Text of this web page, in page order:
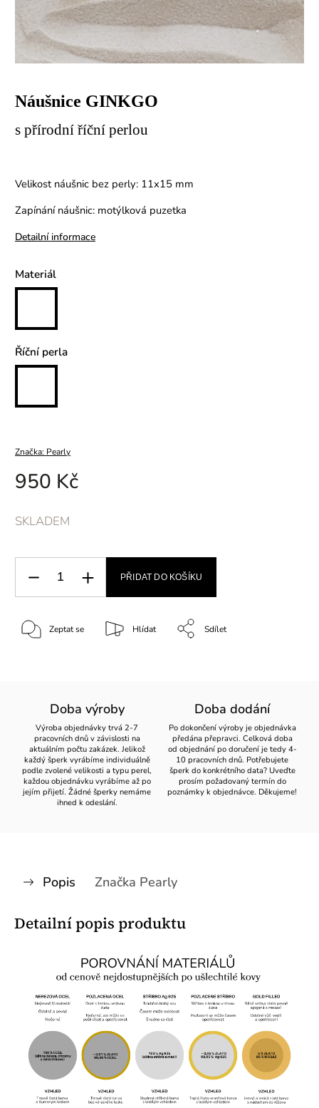
Náušnice GINKGO
s přírodní říční perlou
Velikost náušnic bez perly: 11x15 mm
Zapínání náušnic: motýlková puzetka
Detailní informace
Materiál
Říční perla
Značka: Pearly
950 Kč
SKLADEM
PŘIDAT DO KOŠÍKU
Zeptat se Hlídat Sdílet
Doba výroby
Výroba objednávky trvá 2-7
pracovních dnů v závislosti na
aktuálním počtu zakázek. Jelikož
každý šperk vyrábíme individuálně
podle zvolené velikosti a typu perel,
každou objednávku vyrábíme až po
jejím přijetí. Žádné šperky nemáme
ihned k odeslání.
Doba dodání
Po dokončení výroby je objednávka
předána přepravci. Celková doba
od objednání po doručení je tedy 4-
10 pracovních dnů. Potřebujete
šperk do konkrétního data? Uveďte
prosím požadovaný termín do
poznámky k objednávce. Děkujeme!
Popis Značka Pearly
Detailní popis produktu